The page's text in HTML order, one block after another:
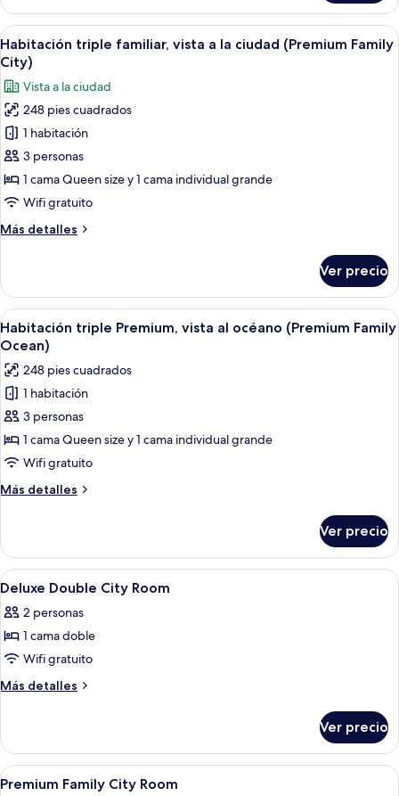
doble
Deluxe,
vista
parcial
océano
Abrir
todas
las
fotos
de
Habitación
triple
familiar,
vista
la
Family
City)
Un baño moderno con cabina de
2
Habitación triple familiar, vista a la ciudad (Premium Family
City)
Vista a la ciudad
248 pies cuadrados
1 habitación
3 personas
1 cama Queen size y 1 cama individual grande
Wifi gratuito
Más detalles
Más
triple
familiar,
vista
a
ciudad
(Premium
Family
City)
Ver precio
Abrir
todas
las
fotos
de
Habitación
triple
Premium,
vista
al
(Premium
Family
Ocean)
Una habitación de hotel con dos
4
Habitación triple Premium, vista al océano (Premium Family
Ocean)
248 pies cuadrados
1 habitación
3 personas
1 cama Queen size y 1 cama individual grande
Wifi gratuito
Más detalles
Más
triple
Premium,
vista
océano
(Premium
Ocean)
Ver precio
Abrir
todas
las
fotos
de
Deluxe
Room
Escritorio, espacio para trabajar con
9
Deluxe Double City Room
2 personas
1 cama doble
Wifi gratuito
Más detalles
Más
Double
City
Room
Ver precio
Abrir
Habitación de hotel con dos camas,
3
Premium Family City Room